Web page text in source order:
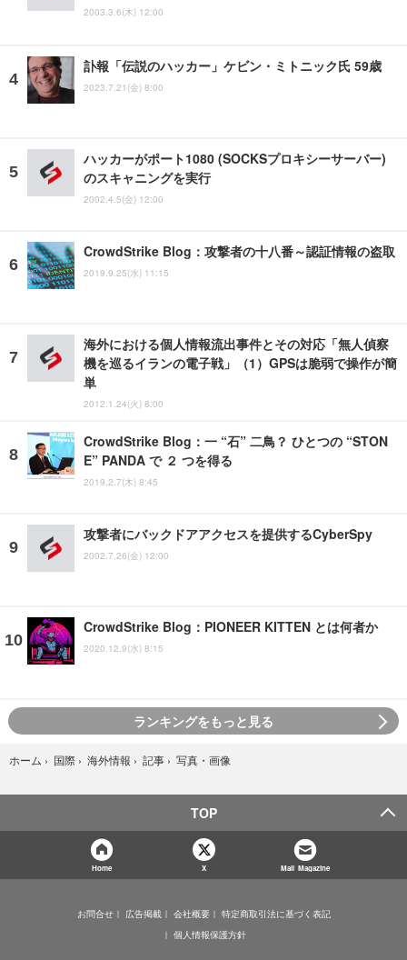
2003.3.6(木) 12:00
訃報「伝説のハッカー」ケビン・ミトニック氏 59歳
2023.7.21(金) 8:00
ハッカーがポート1080 (SOCKSプロキシーサーバー)
のスキャニングを実行
2002.4.5(金) 12:00
CrowdStrike Blog：攻撃者の十八番～認証情報の盗取
2019.9.25(水) 11:15
海外における個人情報流出事件とその対応「無人偵察
機を巡るイランの電子戦」（1）GPSは脆弱で操作が簡
単
2012.1.24(火) 8:00
CrowdStrike Blog：一 “石” 二鳥？ ひとつの “STON
E” PANDA で ２ つを得る
2019.2.7(木) 8:45
攻撃者にバックドアアクセスを提供するCyberSpy
2002.7.26(金) 12:00
CrowdStrike Blog：PIONEER KITTEN とは何者か
2020.12.9(水) 8:15
ランキングをもっと見る
ホーム › 国際 › 海外情報 › 記事 › 写真・画像
TOP
Home X Mail Magazine
お問合せ 広告掲載 会社概要
特定商取引法に基づく表記
個人情報保護方針